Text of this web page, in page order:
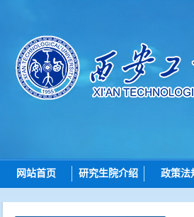
网站首页 研究生院介绍
研究生院简介
政策法